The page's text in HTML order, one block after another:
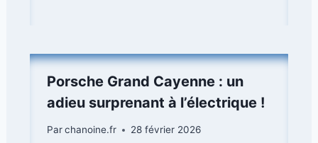
Porsche Grand Cayenne : un
adieu surprenant à l’électrique !
Parchanoine.fr 28 février 2026